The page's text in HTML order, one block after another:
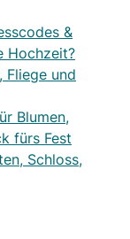
&
Hochzeit?
Fliege und
Blumen,
fürs Fest
Schloss,